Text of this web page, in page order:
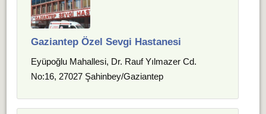
Gaziantep Özel Sevgi Hastanesi
Eyüpoğlu Mahallesi, Dr. Rauf Yılmazer Cd.
No:16, 27027 Şahinbey/Gaziantep